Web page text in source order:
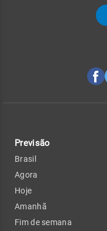
Previsão
Brasil
Agora
Hoje
Amanhã
Fim de semana